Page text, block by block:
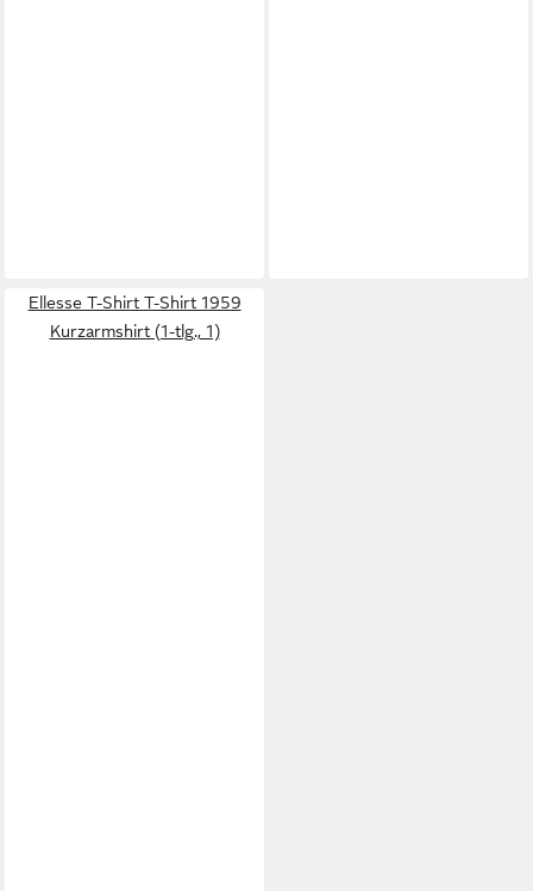
Ellesse T-Shirt T-Shirt 1959
Kurzarmshirt (1-tlg., 1)